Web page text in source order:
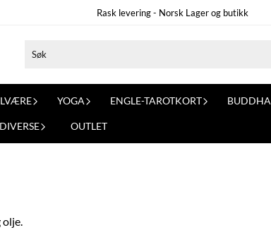
Rask levering - Norsk Lager og butikk
YOGA ENGLE-TAROTKORT BUDDHA
DIVERSE OUTLET
olje.